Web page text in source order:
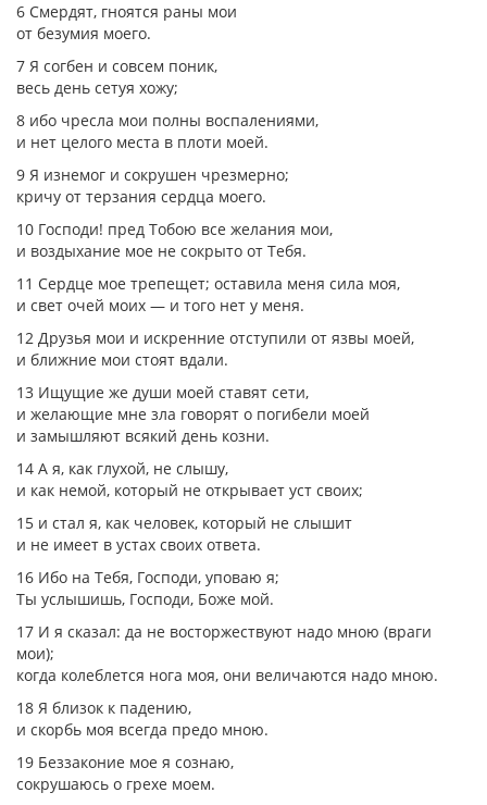
6 Смердят, гноятся раны мои
от безумия моего.
7 Я согбен и совсем поник,
весь день сетуя хожу;
8 ибо чресла мои полны воспалениями,
и нет целого места в плоти моей.
9 Я изнемог и сокрушен чрезмерно;
кричу от терзания сердца моего.
10 Господи! пред Тобою все желания мои,
и воздыхание мое не сокрыто от Тебя.
11 Сердце мое трепещет; оставила меня сила моя,
и свет очей моих — и того нет у меня.
12 Друзья мои и искренние отступили от язвы моей,
и ближние мои стоят вдали.
13 Ищущие же души моей ставят сети,
и желающие мне зла говорят о погибели моей
и замышляют всякий день козни.
14 А я, как глухой, не слышу,
и как немой, который не открывает уст своих;
15 и стал я, как человек, который не слышит
и не имеет в устах своих ответа.
16 Ибо на Тебя, Господи, уповаю я;
Ты услышишь, Господи, Боже мой.
17 И я сказал: да не восторжествуют надо мною (враги
мои);
когда колеблется нога моя, они величаются надо мною.
18 Я близок к падению,
и скорбь моя всегда предо мною.
19 Беззаконие мое я сознаю,
сокрушаюсь о грехе моем.